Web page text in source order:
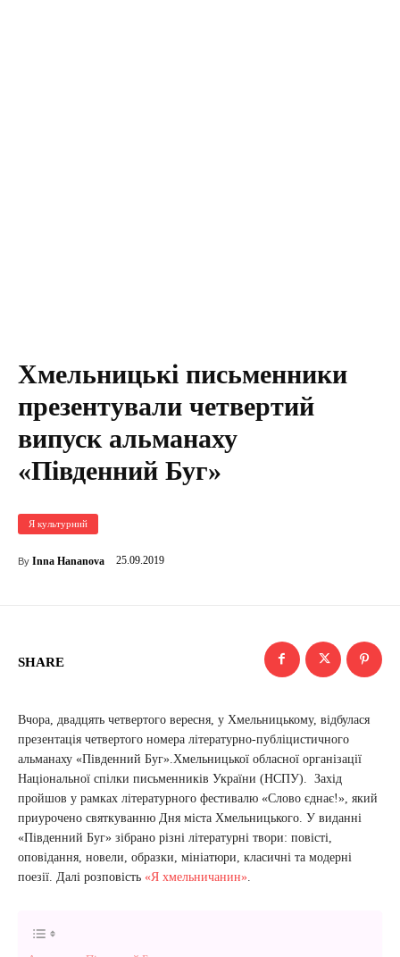
Хмельницькі письменники
презентували четвертий
випуск альманаху
«Південний Буг»
Я культурний
By Inna Hananova 25.09.2019
SHARE
Вчора, двадцять четвертого вересня, у Хмельницькому, відбулася
презентація четвертого номера літературно-публіцистичного
альманаху «Південний Буг».Хмельницької обласної організації
Національної спілки письменників України (НСПУ). Захід
пройшов у рамках літературного фестивалю «Слово єднає!», який
приурочено святкуванню Дня міста Хмельницького. У виданні
«Південний Буг» зібрано різні літературні твори: повісті,
оповідання, новели, образки, мініатюри, класичні та модерні
поезії. Далі розповість «Я хмельничанин»